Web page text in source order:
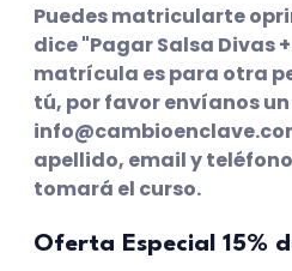
Puedes matricularte
dice "Pagar Salsa Divas
matrícula es para otra
tú, por favor envíanos
apellido, email y
tomará el curso.
Oferta Especial 15%